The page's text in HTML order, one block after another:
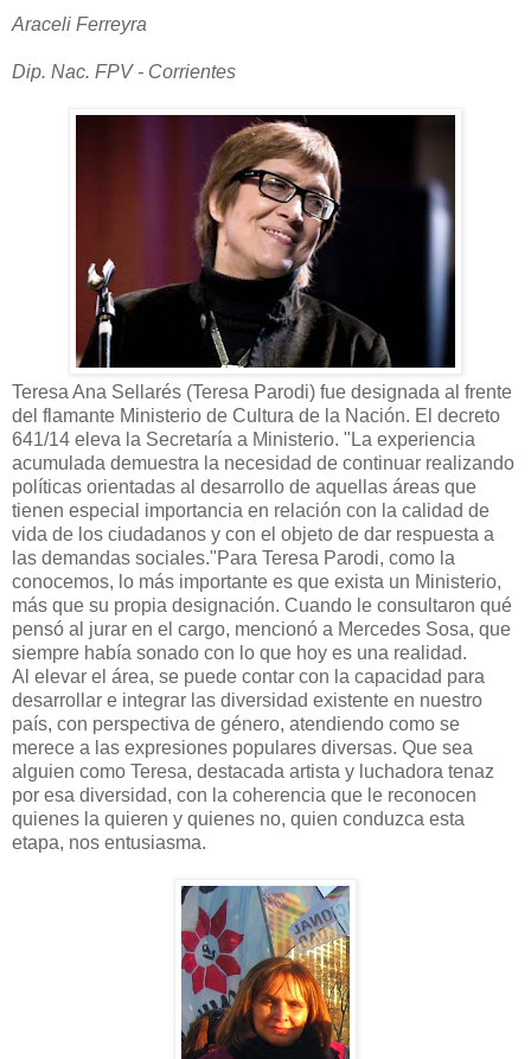
Araceli Ferreyra
Dip. Nac. FPV - Corrientes
Teresa Ana Sellarés (Teresa Parodi) fue designada al frente
del flamante Ministerio de Cultura de la Nación. El decreto
641/14 eleva la Secretaría a Ministerio. "La experiencia
acumulada demuestra la necesidad de continuar realizando
polí­ticas orientadas al desarrollo de aquellas áreas que
tienen especial importancia en relación con la calidad de
vida de los ciudadanos y con el objeto de dar respuesta a
las demandas sociales."Para Teresa Parodi, como la
conocemos, lo más importante es que exista un Ministerio,
más que su propia designación. Cuando le consultaron qué
pensó al jurar en el cargo, mencionó a Mercedes Sosa, que
siempre había sonado con lo que hoy es una realidad.
Al elevar el área, se puede contar con la capacidad para
desarrollar e integrar las diversidad existente en nuestro
país, con perspectiva de género, atendiendo como se
merece a las expresiones populares diversas. Que sea
alguien como Teresa, destacada artista y luchadora tenaz
por esa diversidad, con la coherencia que le reconocen
quienes la quieren y quienes no, quien conduzca esta
etapa, nos entusiasma.